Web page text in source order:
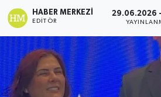
HABER MERKEZI
EDITÖR
29.06.2026